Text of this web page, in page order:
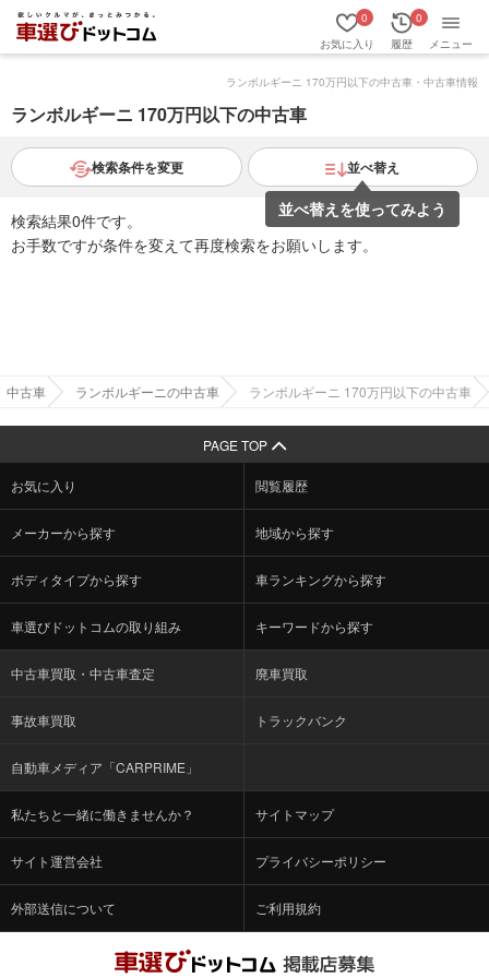
お気に入り
0
履歴
0
メニュー
ランボルギーニ 170万円以下の中古車・中古車情報
ランボルギーニ 170万円以下の中古車
検索条件を変更 並べ替え
並べ替えを使ってみよう
検索結果0件です。
お手数ですが条件を変えて再度検索をお願いします。
中古車 ランボルギーニの中古車 ランボルギーニ 170万円以下の中古車
PAGE TOP
お気に入り 閲覧履歴
メーカーから探す 地域から探す
ボディタイプから探す 車ランキングから探す
車選びドットコムの取り組み キーワードから探す
中古車買取・中古車査定 廃車買取
事故車買取 トラックバンク
自動車メディア「CARPRIME」
私たちと一緒に働きませんか？ サイトマップ
サイト運営会社 プライバシーポリシー
外部送信について ご利用規約